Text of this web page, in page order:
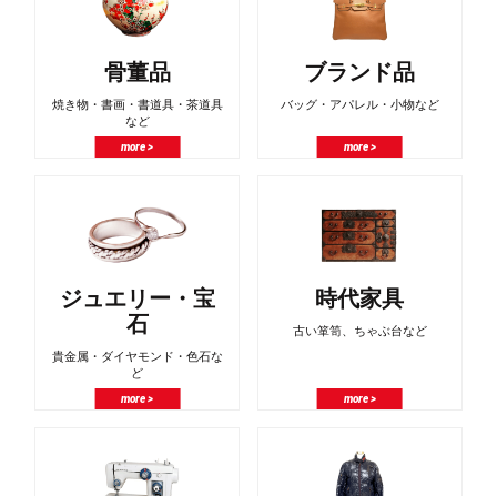
骨董品
焼き物・書画・書道具・茶道具
など
more >
ブランド品
バッグ・アパレル・小物など
more >
ジュエリー・宝
石
貴金属・ダイヤモンド・色石な
ど
more >
時代家具
古い箪笥、ちゃぶ台など
more >